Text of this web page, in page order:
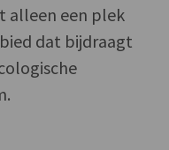
alleen een plek
dat bijdraagt